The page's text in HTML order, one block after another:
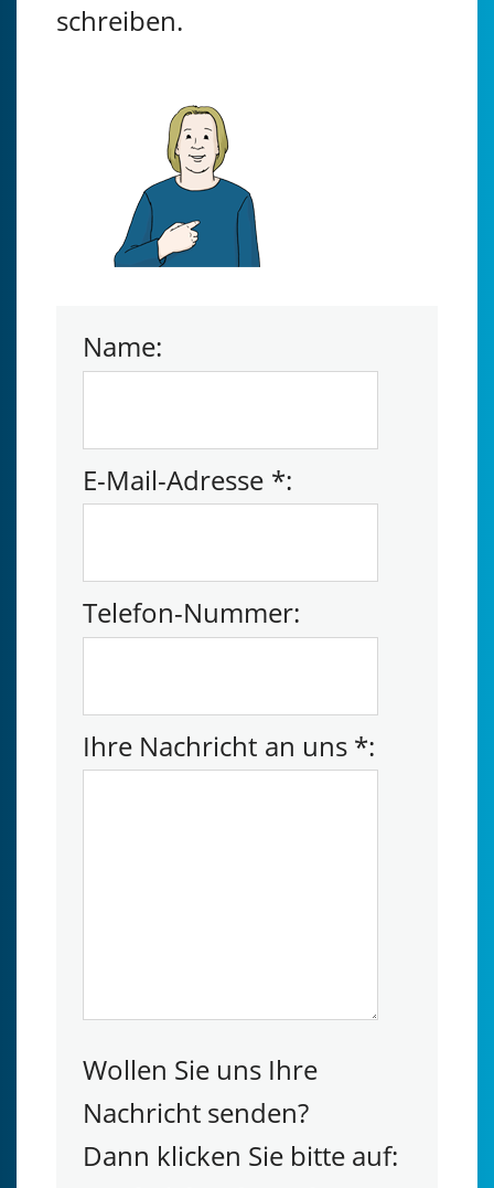
schreiben.
Name:
E-Mail-Adresse *:
Telefon-Nummer:
Ihre Nachricht an uns *:
Wollen Sie uns Ihre
Nachricht senden?
Dann klicken Sie bitte auf: